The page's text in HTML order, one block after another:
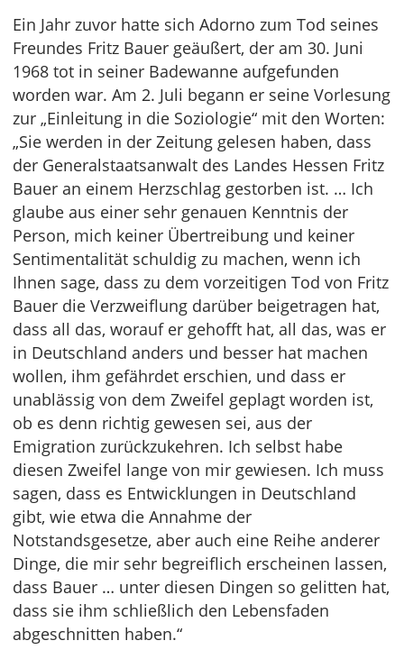
Ein Jahr zuvor hatte sich Adorno zum Tod seines
Freundes Fritz Bauer geäußert, der am 30. Juni
1968 tot in seiner Badewanne aufgefunden
worden war. Am 2. Juli begann er seine Vorlesung
zur „Einleitung in die Soziologie“ mit den Worten:
„Sie werden in der Zeitung gelesen haben, dass
der Generalstaatsanwalt des Landes Hessen Fritz
Bauer an einem Herzschlag gestorben ist. … Ich
glaube aus einer sehr genauen Kenntnis der
Person, mich keiner Übertreibung und keiner
Sentimentalität schuldig zu machen, wenn ich
Ihnen sage, dass zu dem vorzeitigen Tod von Fritz
Bauer die Verzweiflung darüber beigetragen hat,
dass all das, worauf er gehofft hat, all das, was er
in Deutschland anders und besser hat machen
wollen, ihm gefährdet erschien, und dass er
unablässig von dem Zweifel geplagt worden ist,
ob es denn richtig gewesen sei, aus der
Emigration zurückzukehren. Ich selbst habe
diesen Zweifel lange von mir gewiesen. Ich muss
sagen, dass es Entwicklungen in Deutschland
gibt, wie etwa die Annahme der
Notstandsgesetze, aber auch eine Reihe anderer
Dinge, die mir sehr begreiflich erscheinen lassen,
dass Bauer … unter diesen Dingen so gelitten hat,
dass sie ihm schließlich den Lebensfaden
abgeschnitten haben.“